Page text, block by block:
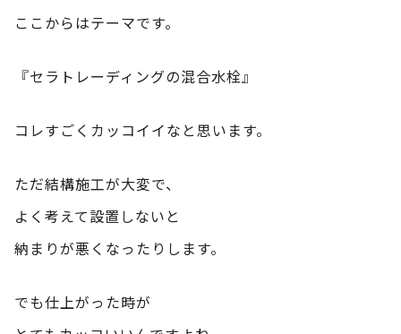
ここからはテーマです。
『セラトレーディングの混合水栓』
コレすごくカッコイイなと思います。
ただ結構施工が大変で、
よく考えて設置しないと
納まりが悪くなったりします。
でも仕上がった時が